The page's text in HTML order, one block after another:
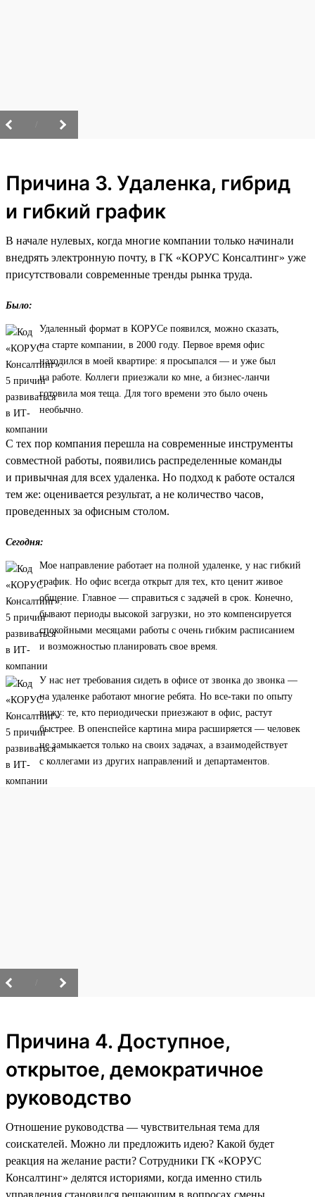
Причина 3. Удаленка, гибрид
и гибкий график
В начале нулевых, когда многие компании только начинали
внедрять электронную почту, в ГК «КОРУС Консалтинг» уже
присутствовали современные тренды рынка труда.
Было:
Удаленный формат в КОРУСе появился, можно сказать,
на старте компании, в 2000 году. Первое время офис
находился в моей квартире: я просыпался — и уже был
на работе. Коллеги приезжали ко мне, а бизнес-ланчи
готовила моя теща. Для того времени это было очень
необычно.
С тех пор компания перешла на современные инструменты
совместной работы, появились распределенные команды
и привычная для всех удаленка. Но подход к работе остался
тем же: оценивается результат, а не количество часов,
проведенных за офисным столом.
Сегодня:
Мое направление работает на полной удаленке, у нас гибкий
график. Но офис всегда открыт для тех, кто ценит живое
общение. Главное — справиться с задачей в срок. Конечно,
бывают периоды высокой загрузки, но это компенсируется
спокойными месяцами работы с очень гибким расписанием
и возможностью планировать свое время.
У нас нет требования сидеть в офисе от звонка до звонка —
на удаленке работают многие ребята. Но все-таки по опыту
вижу: те, кто периодически приезжают в офис, растут
быстрее. В опенспейсе картина мира расширяется — человек
не замыкается только на своих задачах, а взаимодействует
с коллегами из других направлений и департаментов.
Причина 4. Доступное,
открытое, демократичное
руководство
Отношение руководства — чувствительная тема для
соискателей. Можно ли предложить идею? Какой будет
реакция на желание расти? Сотрудники ГК «КОРУС
Консалтинг» делятся историями, когда именно стиль
управления становился решающим в вопросах смены